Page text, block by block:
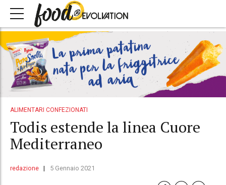
ALIMENTARI CONFEZIONATI
Todis estende la linea Cuore
Mediterraneo
redazione 5 Gennaio 2021